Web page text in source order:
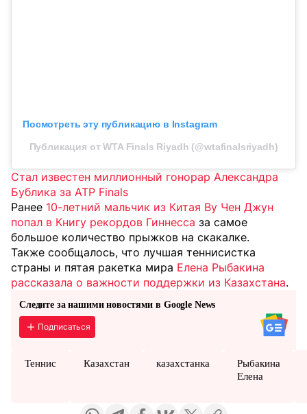
Посмотреть эту публикацию в Instagram
Публикация от WTA Finals Riyadh (@wtafinalsriyadh)
Стал известен миллионный гонорар Александра
Бублика за ATP Finals
Ранее 10-летний мальчик из Китая Ву Чен Джун
попал в Книгу рекордов Гиннесса за самое
большое количество прыжков на скакалке.
Также сообщалось, что лучшая теннисистка
страны и пятая ракетка мира Елена Рыбакина
рассказала о важности поддержки из Казахстана.
Следите за нашими новостями в Google News
Подписаться
Теннис Казахстан казахстанка
Рыбакина
Елена